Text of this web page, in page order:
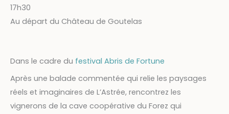
17h30
Au départ du Château de Goutelas
Dans le cadre du festival Abris de Fortune
Après une balade commentée qui relie les paysages
réels et imaginaires de L’Astrée, rencontrez les
vignerons de la cave coopérative du Forez qui